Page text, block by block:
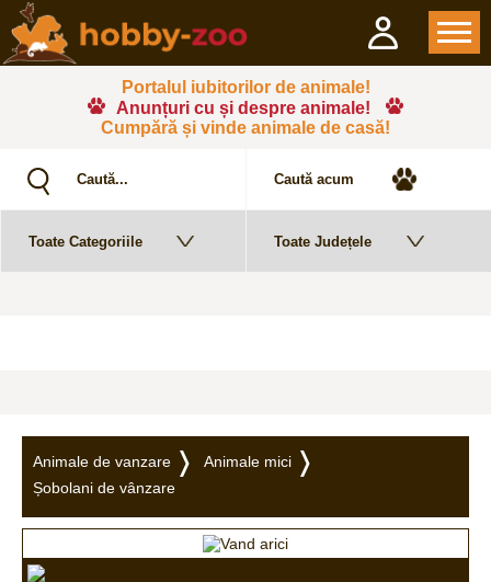
Portalul iubitorilor de animale!
Anunțuri cu și despre animale!
Cumpără și vinde animale de casă!
Animale de vanzare
Animale mici
Șobolani de vânzare